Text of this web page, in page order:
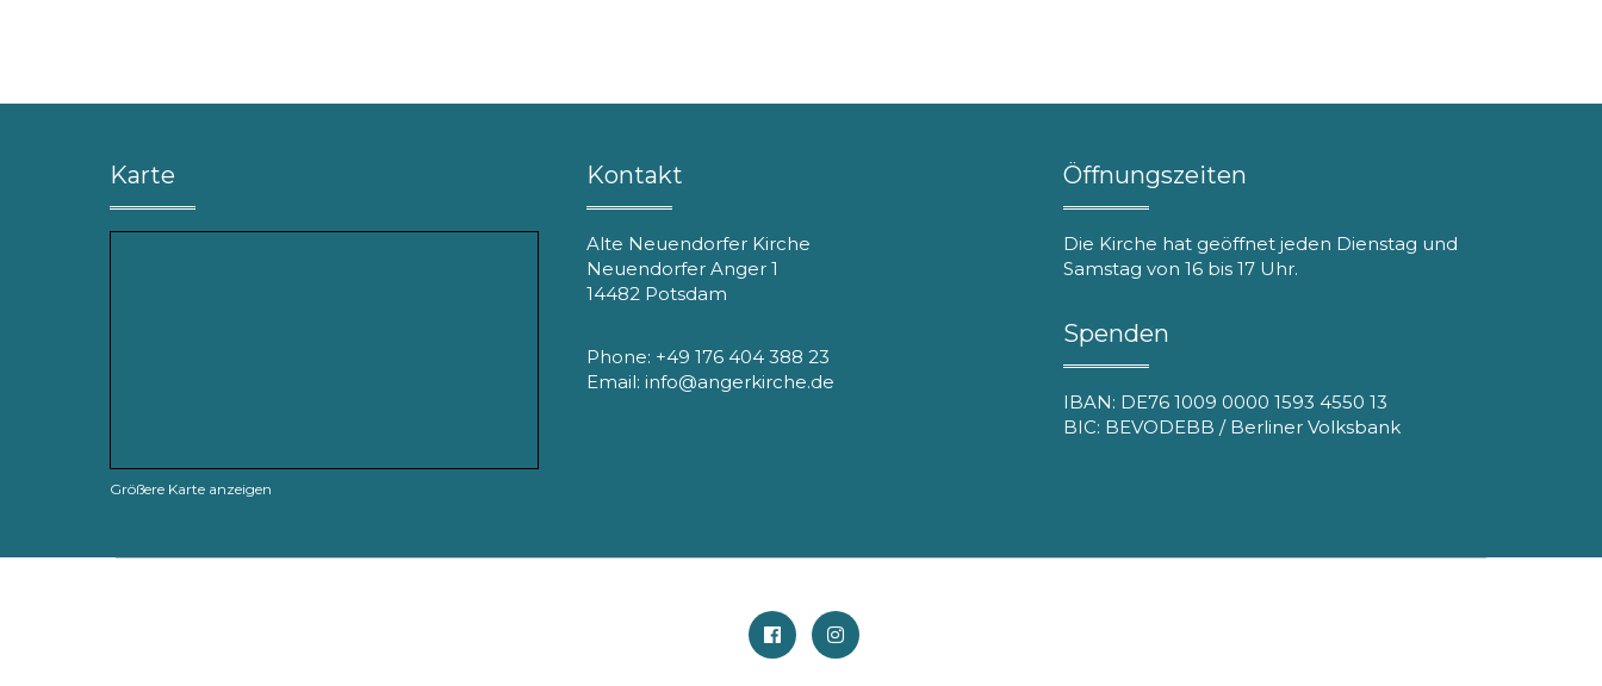
Karte
Größere Karte anzeigen
Kontakt
Alte Neuendorfer Kirche
Neuendorfer Anger 1
14482 Potsdam
Phone: +49 176 404 388 23
Email: info@angerkirche.de
Öffnungszeiten
Die Kirche hat geöffnet jeden Dienstag und
Samstag von 16 bis 17 Uhr.
Spenden
IBAN: DE76 1009 0000 1593 4550 13
BIC: BEVODEBB / Berliner Volksbank
FacebookInstagram